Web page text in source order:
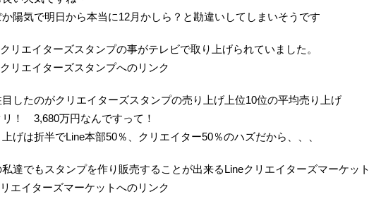
陽気で明日から本当に12月かしら？と勘違いしてしまいそうです
リエイターズスタンプの事がテレビで取り上げられていました。
リエイターズスタンプへのリンク
したのがクリエイターズスタンプの売り上げ上位10位の平均売り上げ
リ！ 3,680万円なんですって！
げは折半でLine本部50％、クリエイター50％のハズだから、、、
達でもスタンプを作り販売することが出来るLineクリエイターズマーケット
エイターズマーケットへのリンク